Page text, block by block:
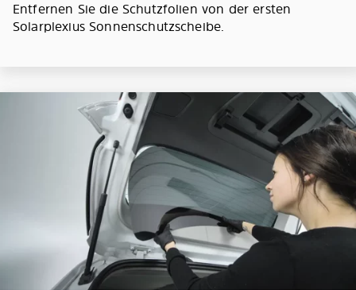
Entfernen Sie die Schutzfolien von der ersten
Solarplexius Sonnenschutzscheibe.